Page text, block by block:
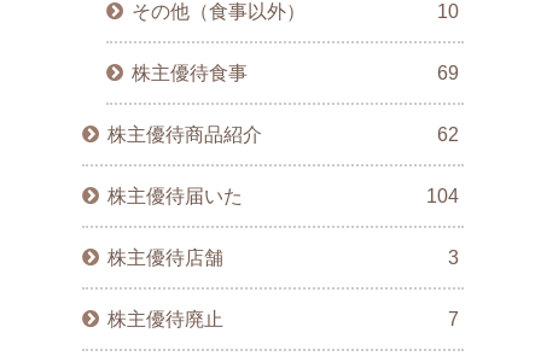
その他（食事以外） 10
株主優待食事 69
株主優待商品紹介 62
株主優待届いた 104
株主優待店舗 3
株主優待廃止 7